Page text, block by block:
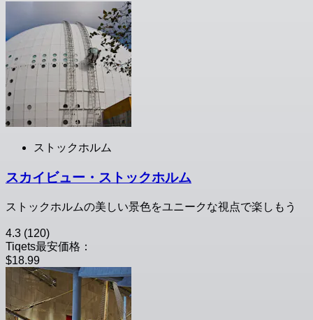
ストックホルム
スカイビュー・ストックホルム
ストックホルムの美しい景色をユニークな視点で楽しもう
4.3 (120)
Tiqets最安価格：
$18.99